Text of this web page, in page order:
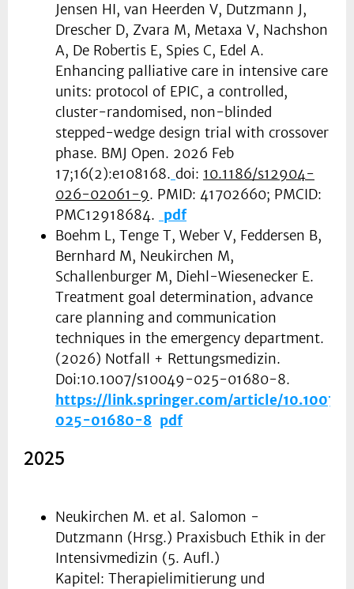
Jensen HI, van Heerden V, Dutzmann J,
Drescher D, Zvara M, Metaxa V, Nachshon
A, De Robertis E, Spies C, Edel A.
Enhancing palliative care in intensive care
units: protocol of EPIC, a controlled,
cluster-randomised, non-blinded
stepped-wedge design trial with crossover
phase. BMJ Open. 2026 Feb
17;16(2):e108168. doi: 10.1186/s12904-
026-02061-9. PMID: 41702660; PMCID:
PMC12918684. pdf
Boehm L, Tenge T, Weber V, Feddersen B,
Bernhard M, Neukirchen M,
Schallenburger M, Diehl-Wiesenecker E.
Treatment goal determination, advance
care planning and communication
techniques in the emergency department.
(2026) Notfall + Rettungsmedizin.
Doi:10.1007/s10049-025-01680-8.
https://link.springer.com/article/10.1007/
025-01680-8 pdf
2025
Neukirchen M. et al. Salomon -
Dutzmann (Hrsg.) Praxisbuch Ethik in der
Intensivmedizin (5. Aufl.)
Kapitel: Therapielimitierung und